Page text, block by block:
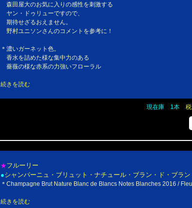
森田屋大のお気に入りの感性を刺激する
ヤン・ドゥリューですので、
期待せざるおえません。
野村ユニソンさんのコメントを参考に！
＊濃いガーネット色。
香水を詰めた様な集中力のある
薔薇の様な赤系の力強いフローラル
続きを読む
現在庫 1本
★フルーリー
●シャンパーニュ・ブリュット・ナチュール・ブラン・ド・ブラ
＊Champagne Brut Nature Blanc de Blancs Notes Blanches 2016 /
続きを読む